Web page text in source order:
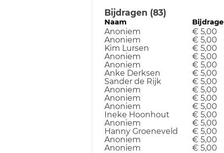
Bijdragen (83)
Naam Bijdrage
Anoniem € 5,00
Anoniem
€ 5,00
Kim Lursen
€ 5,00
Anoniem
€ 5,00
Anoniem
€ 5,00
Anke Derksen
€ 5,00
Sander de Rijk
€ 5,00
Anoniem
€ 5,00
Anoniem
€ 5,00
Anoniem
€ 5,00
Ineke Hoonhout
€ 5,00
Anoniem
€ 5,00
Hanny Groeneveld
€ 5,00
Anoniem
€ 5,00
Anoniem
€ 5,00